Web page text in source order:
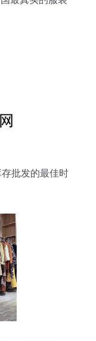
批发的最佳时